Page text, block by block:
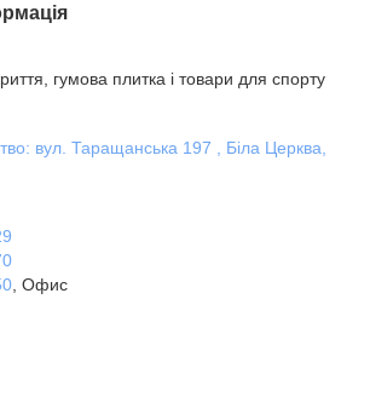
гумова плитка і товари для спорту
вул. Таращанська 197 , Біла Церква,
, Офис